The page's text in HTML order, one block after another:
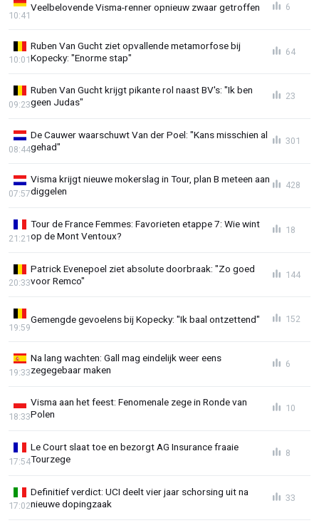
Veelbelovende Visma-renner opnieuw zwaar getroffen
10:41
6
Ruben Van Gucht ziet opvallende metamorfose bij
Kopecky: "Enorme stap"
10:01
64
Ruben Van Gucht krijgt pikante rol naast BV's: "Ik ben
geen Judas"
09:23
23
De Cauwer waarschuwt Van der Poel: "Kans misschien al
gehad"
08:44
301
Visma krijgt nieuwe mokerslag in Tour, plan B meteen aan
diggelen
07:57
428
Tour de France Femmes: Favorieten etappe 7: Wie wint
op de Mont Ventoux?
21:21
18
Patrick Evenepoel ziet absolute doorbraak: "Zo goed
voor Remco"
20:33
144
Gemengde gevoelens bij Kopecky: "Ik baal ontzettend"
19:59
152
Na lang wachten: Gall mag eindelijk weer eens
zegegebaar maken
19:33
6
Visma aan het feest: Fenomenale zege in Ronde van
Polen
18:33
10
Le Court slaat toe en bezorgt AG Insurance fraaie
Tourzege
17:54
8
Definitief verdict: UCI deelt vier jaar schorsing uit na
nieuwe dopingzaak
17:02
33